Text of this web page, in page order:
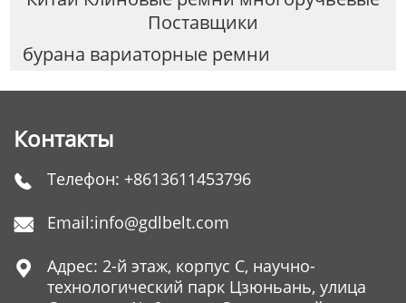
Поставщики
бурана вариаторные ремни
Контакты
 Телефон: +8613611453796
 Email:info@gdlbelt.com

Адрес: 2-й этаж, корпус C, научно-
технологический парк Цзюньань, улица